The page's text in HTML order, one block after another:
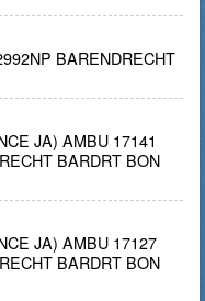
BARENDRECHT
JA) AMBU 17141
BARDRT BON
JA) AMBU 17127
BARDRT BON